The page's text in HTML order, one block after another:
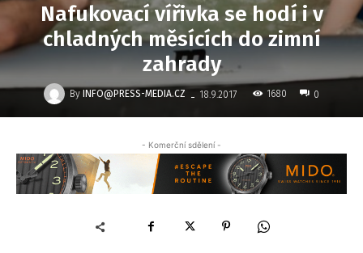
Nafukovací vířivka se hodí i v
chladných měsících do zimní
zahrady
By INFO@PRESS-MEDIA.CZ - 18.9.2017 1680 0
- Komerční sdělení -